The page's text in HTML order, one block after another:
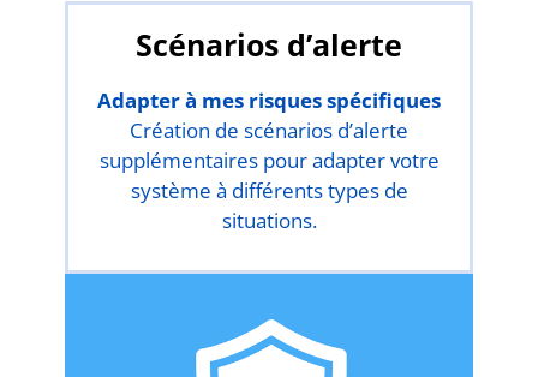
Scénarios d’alerte
Adapter à mes risques spécifiques
Création de scénarios d’alerte
supplémentaires pour adapter votre
système à différents types de
situations.